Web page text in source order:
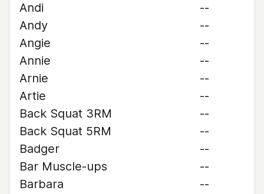
Andi
--
Andy
--
Angie
--
Annie
--
Arnie
--
Artie
--
Back Squat 3RM
--
Back Squat 5RM
--
Badger
--
Bar Muscle-ups
--
Barbara
--